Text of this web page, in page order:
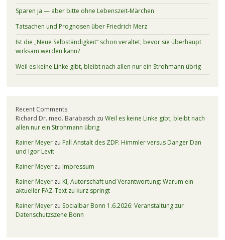
Sparen ja — aber bitte ohne Lebenszeit-Märchen
Tatsachen und Prognosen über Friedrich Merz
Ist die „Neue Selbständigkeit“ schon veraltet, bevor sie überhaupt
wirksam werden kann?
Weil es keine Linke gibt, bleibt nach allen nur ein Strohmann übrig
Recent Comments
Richard Dr. med. Barabasch zu Weil es keine Linke gibt, bleibt nach
allen nur ein Strohmann übrig
Rainer Meyerzu Fall Anstalt des ZDF: Himmler versus Danger Dan
und Igor Levit
Rainer Meyerzu Impressum
Rainer Meyerzu KI, Autorschaft und Verantwortung: Warum ein
aktueller FAZ-Text zu kurz springt
Rainer Meyerzu Socialbar Bonn 1.6.2026: Veranstaltung zur
Datenschutzszene Bonn